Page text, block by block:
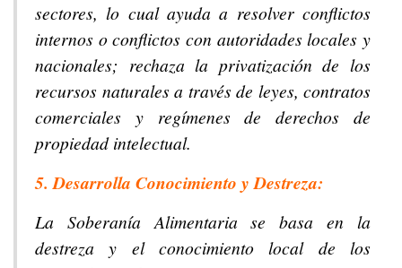
sectores, lo cual ayuda a resolver conflictos
internos o conflictos con autoridades locales y
nacionales; rechaza la privatización de los
recursos naturales a través de leyes, contratos
comerciales y regímenes de derechos de
propiedad intelectual.
5. Desarrolla Conocimiento y Destreza:
La Soberanía Alimentaria se basa en la
destreza y el conocimiento local de los